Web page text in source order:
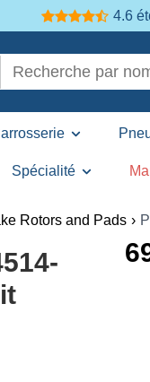
4.6
Spécialité
Rotors and Pads ›